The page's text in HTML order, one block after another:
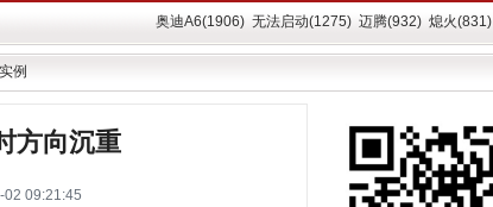
奥迪A6(1906) 无法启动(1275) 迈腾(932) 熄火(831)
例
方向沉重
09:21:45